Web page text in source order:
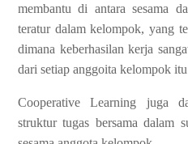
membantu di antara sesama
teratur dalam kelompok, yang
dimana keberhasilan kerja
dari setiap anggoita kelompok
Cooperative Learning juga
struktur tugas bersama dalam